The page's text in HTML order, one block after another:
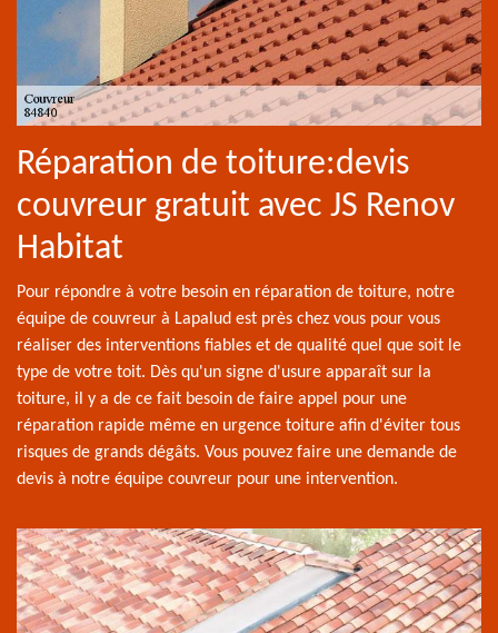
Réparation de toiture:devis
couvreur gratuit avec JS Renov
Habitat
Pour répondre à votre besoin en réparation de toiture, notre
équipe de couvreur à Lapalud est près chez vous pour vous
réaliser des interventions fiables et de qualité quel que soit le
type de votre toit. Dès qu'un signe d'usure apparaît sur la
toiture, il y a de ce fait besoin de faire appel pour une
réparation rapide même en urgence toiture afin d'éviter tous
risques de grands dégâts. Vous pouvez faire une demande de
devis à notre équipe couvreur pour une intervention.